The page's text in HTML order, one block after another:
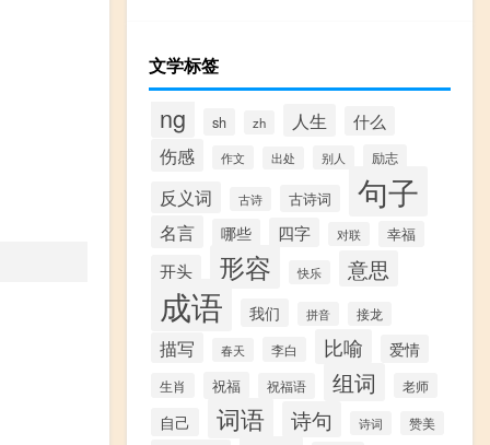
文学标签
ng sh zh 人生 什么
伤感 作文 出处 别人 励志
反义词 古诗 古诗词 句子
名言 哪些 四字 对联 幸福
开头 形容 快乐 意思
成语 我们 拼音 接龙
描写 春天 李白 比喻 爱情
生肖 祝福 祝福语 组词 老师
自己 词语 诗句 诗词 赞美